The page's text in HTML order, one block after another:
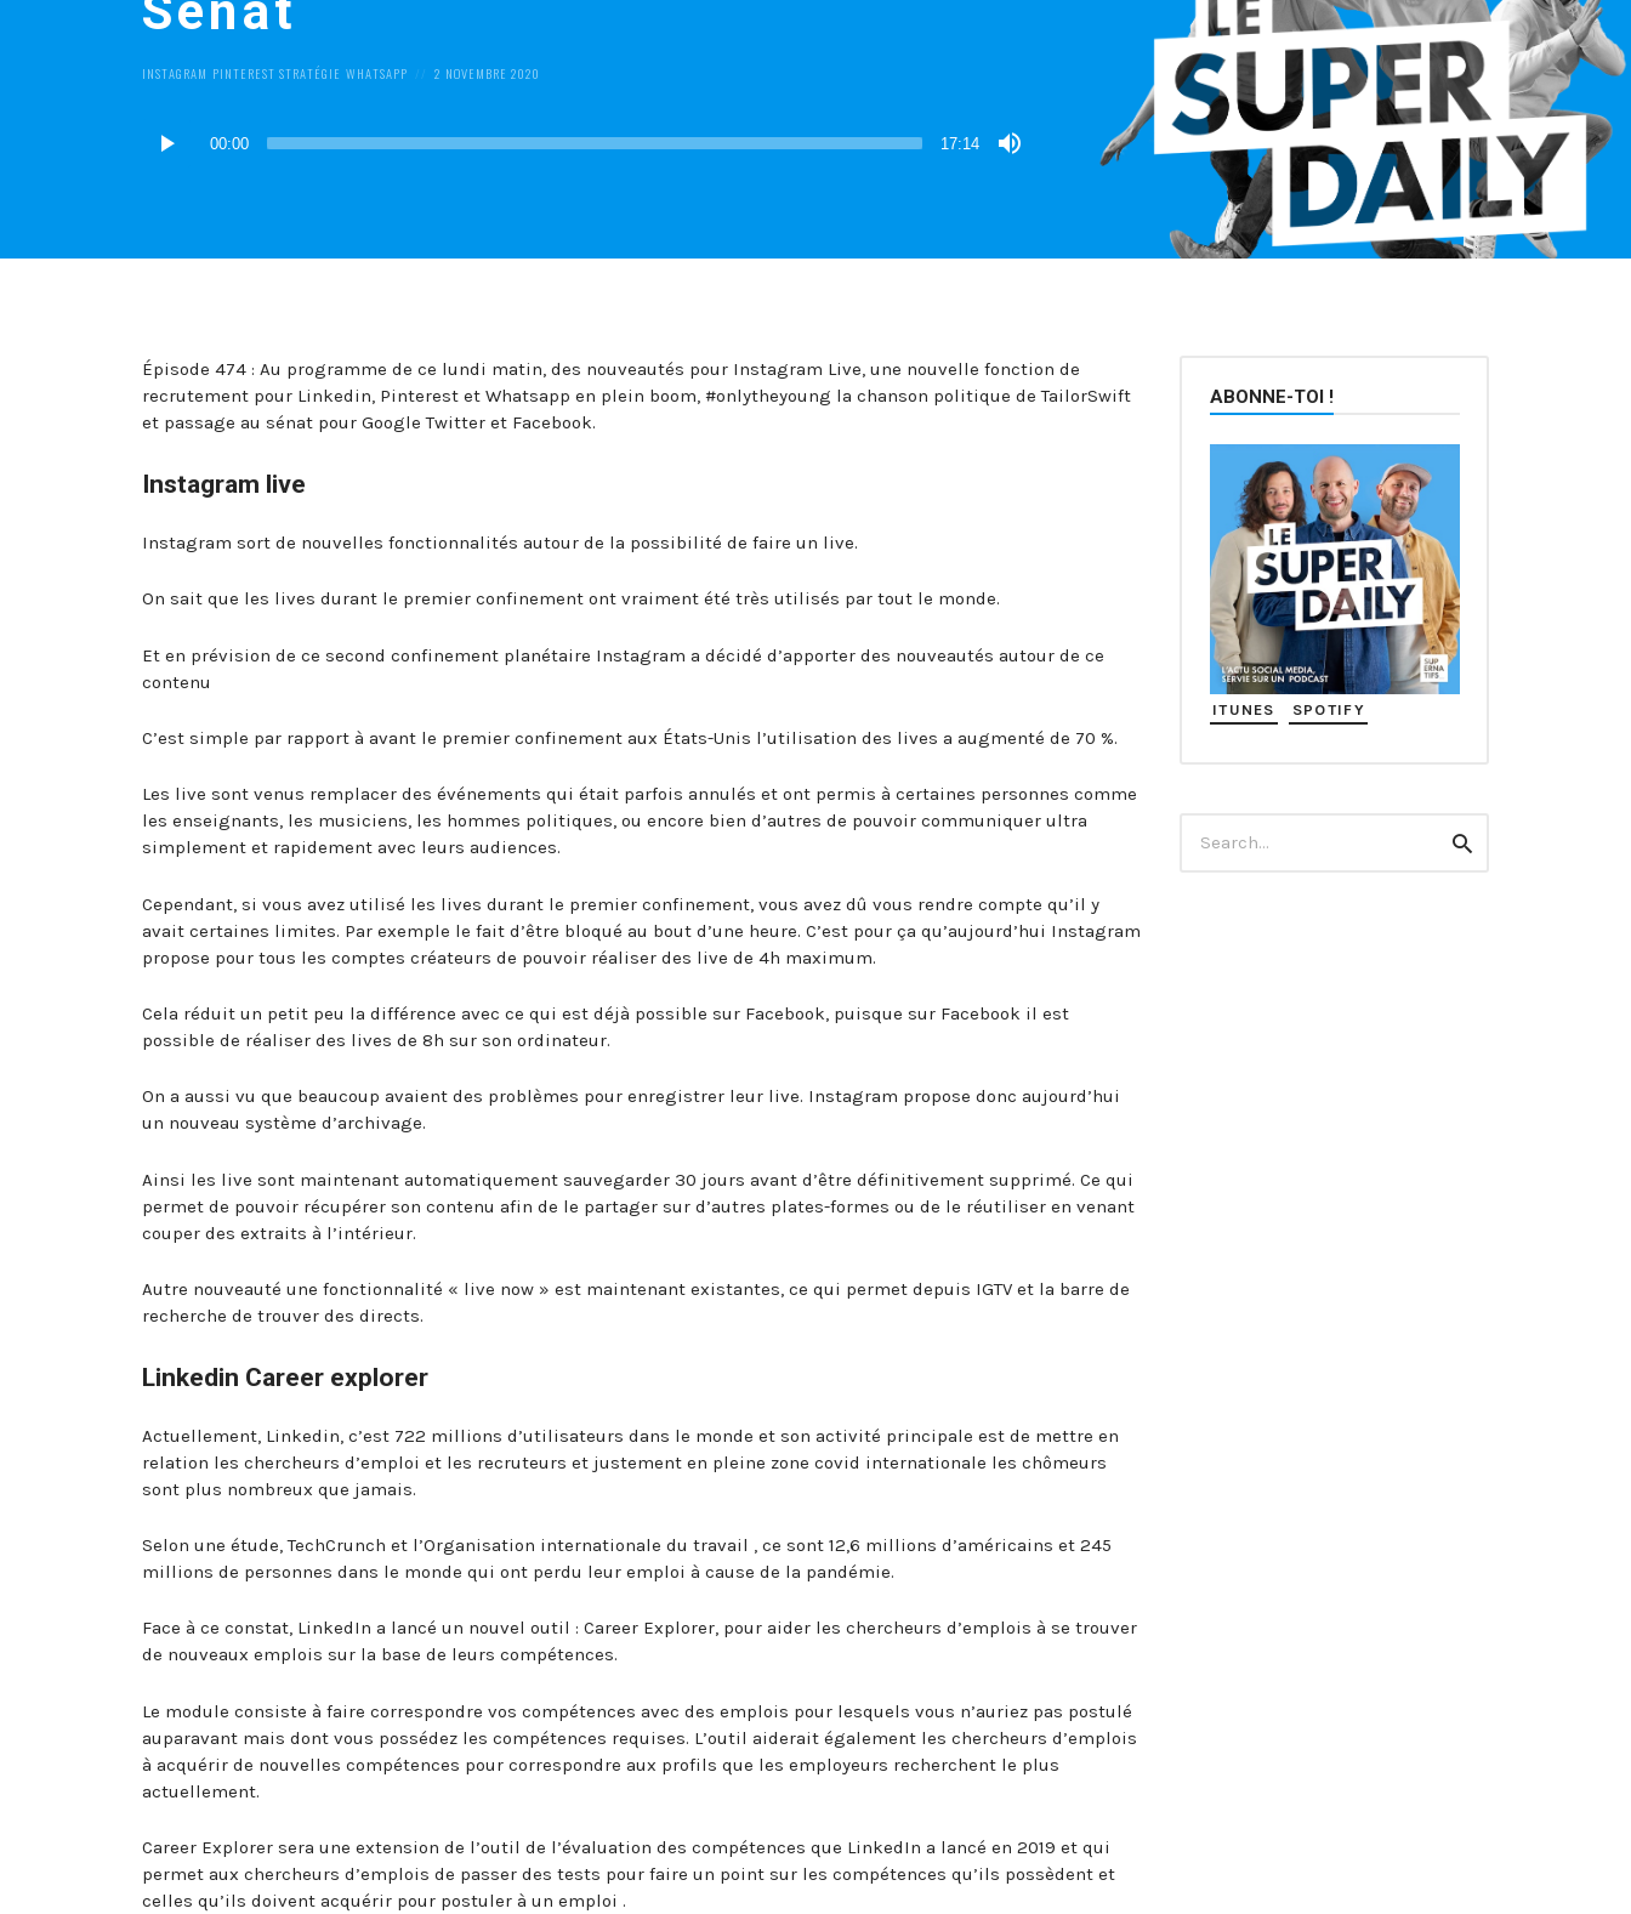
Sénat
POSTED
INSTAGRAM PINTEREST STRATÉGIE WHATSAPP
POSTED
2 NOVEMBRE 2020
Lecteur
audio
00:00 17:14
Épisode 474 : Au programme de ce lundi matin, des nouveautés pour Instagram Live, une nouvelle fonction de
recrutement pour Linkedin, Pinterest et Whatsapp en plein boom, #onlytheyoung la chanson politique de TailorSwift
et passage au sénat pour Google Twitter et Facebook.
Instagram live
Instagram sort de nouvelles fonctionnalités autour de la possibilité de faire un live.
On sait que les lives durant le premier confinement ont vraiment été très utilisés par tout le monde.
Et en prévision de ce second confinement planétaire Instagram a décidé d’apporter des nouveautés autour de ce
contenu
C’est simple par rapport à avant le premier confinement aux États-Unis l’utilisation des lives a augmenté de 70 %.
Les live sont venus remplacer des événements qui était parfois annulés et ont permis à certaines personnes comme
les enseignants, les musiciens, les hommes politiques, ou encore bien d’autres de pouvoir communiquer ultra
simplement et rapidement avec leurs audiences.
Cependant, si vous avez utilisé les lives durant le premier confinement, vous avez dû vous rendre compte qu’il y
avait certaines limites. Par exemple le fait d’être bloqué au bout d’une heure. C’est pour ça qu’aujourd’hui Instagram
propose pour tous les comptes créateurs de pouvoir réaliser des live de 4h maximum.
Cela réduit un petit peu la différence avec ce qui est déjà possible sur Facebook, puisque sur Facebook il est
possible de réaliser des lives de 8h sur son ordinateur.
On a aussi vu que beaucoup avaient des problèmes pour enregistrer leur live. Instagram propose donc aujourd’hui
un nouveau système d’archivage.
Ainsi les live sont maintenant automatiquement sauvegarder 30 jours avant d’être définitivement supprimé. Ce qui
permet de pouvoir récupérer son contenu afin de le partager sur d’autres plates-formes ou de le réutiliser en venant
couper des extraits à l’intérieur.
Autre nouveauté une fonctionnalité « live now » est maintenant existantes, ce qui permet depuis IGTV et la barre de
recherche de trouver des directs.
Linkedin Career explorer
Actuellement, Linkedin, c’est 722 millions d’utilisateurs dans le monde et son activité principale est de mettre en
relation les chercheurs d’emploi et les recruteurs et justement en pleine zone covid internationale les chômeurs
sont plus nombreux que jamais.
Selon une étude, TechCrunch et l’Organisation internationale du travail , ce sont 12,6 millions d’américains et 245
millions de personnes dans le monde qui ont perdu leur emploi à cause de la pandémie.
Face à ce constat, LinkedIn a lancé un nouvel outil : Career Explorer, pour aider les chercheurs d’emplois à se trouver
de nouveaux emplois sur la base de leurs compétences.
Le module consiste à faire correspondre vos compétences avec des emplois pour lesquels vous n’auriez pas postulé
auparavant mais dont vous possédez les compétences requises. L’outil aiderait également les chercheurs d’emplois
à acquérir de nouvelles compétences pour correspondre aux profils que les employeurs recherchent le plus
actuellement.
Career Explorer sera une extension de l’outil de l’évaluation des compétences que LinkedIn a lancé en 2019 et qui
permet aux chercheurs d’emplois de passer des tests pour faire un point sur les compétences qu’ils possèdent et
celles qu’ils doivent acquérir pour postuler à un emploi .
ABONNE-TOI !
ITUNES SPOTIFY
for:
Search